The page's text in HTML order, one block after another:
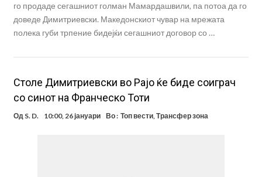
го продаде сегашниот голман Мамардашвили, па потоа да го
доведе Димитриевски. Македонскиот чувар на мрежата
полека губи трпение бидејќи сегашниот договор со …
Столе Димитриевски во Рајо ќе биде соиграч
со синот на Франческо Тоти
Од S. D. 10:00, 26 јануари Во : Топ вести,Трансфер зона